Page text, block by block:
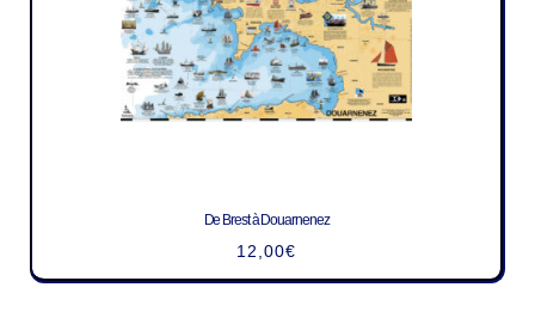
De Brest à Douarnenez
12,00€